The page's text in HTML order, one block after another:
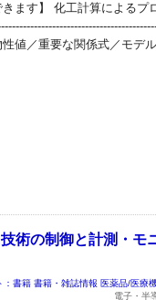
きます】 化工計算によるプ
性値／重要な関係式／モデ
術の制御と計測・モ
：書籍 書籍・雑誌情報 医薬品/医療
電子・半